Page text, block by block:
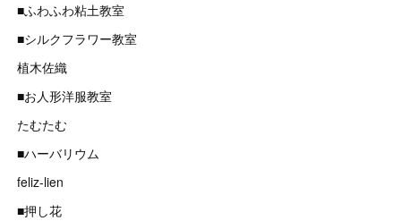
■ふわふわ粘土教室
■シルクフラワー教室
植木佐織
■お人形洋服教室
たむたむ
■ハーバリウム
feliz-lien
■押し花